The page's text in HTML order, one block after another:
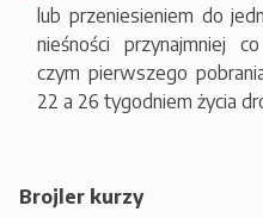
lub przeniesieniem do
nieśności przynajmniej co
czym pierwszego
22 a 26 tygodniem życia
Brojler kurzy